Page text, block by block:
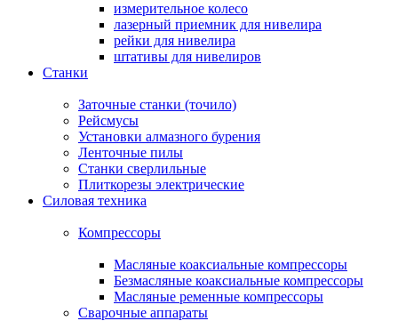
измерительное колесо
лазерный приемник для нивелира
рейки для нивелира
штативы для нивелиров
Станки
Заточные станки (точило)
Рейсмусы
Установки алмазного бурения
Ленточные пилы
Станки сверлильные
Плиткорезы электрические
Силовая техника
Компрессоры
Масляные коаксиальные компрессоры
Безмасляные коаксиальные компрессоры
Масляные ременные компрессоры
Сварочные аппараты